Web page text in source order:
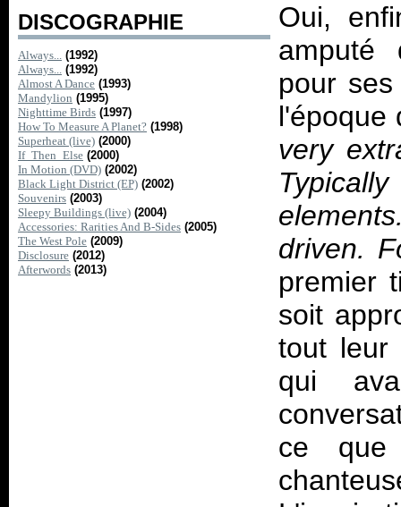
DISCOGRAPHIE
Always... (1992)
Always... (1992)
Almost A Dance (1993)
Mandylion (1995)
Nighttime Birds (1997)
How To Measure A Planet? (1998)
Superheat (live) (2000)
If_Then_Else (2000)
In Motion (DVD) (2002)
Black Light District (EP) (2002)
Souvenirs (2003)
Sleepy Buildings (live) (2004)
Accessories: Rarities And B-Sides (2005)
The West Pole (2009)
Disclosure (2012)
Afterwords (2013)
Oui,
amputé
pour
l'époque
very
driven.
premier
soit
tout leur
qui
ce que